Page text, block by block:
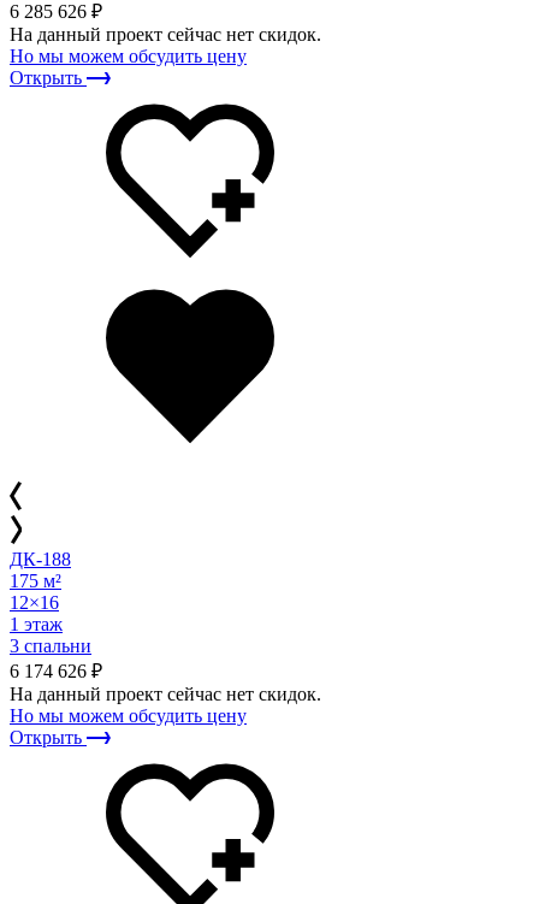
6 285 626 ₽
На данный проект сейчас нет скидок.
Но мы можем обсудить цену
Открыть
ДК-188
175 м²
12×16
1 этаж
3 спальни
6 174 626 ₽
На данный проект сейчас нет скидок.
Но мы можем обсудить цену
Открыть